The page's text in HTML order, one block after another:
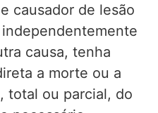
causador de lesão
causa, tenha
a morte ou a
total ou parcial, do